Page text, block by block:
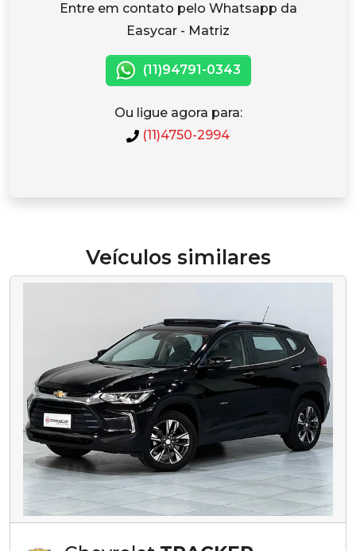
Entre em contato pelo Whatsapp da
Easycar - Matriz
(11)94791-0343
Ou ligue agora para:
(11)4750-2994
Veículos similares